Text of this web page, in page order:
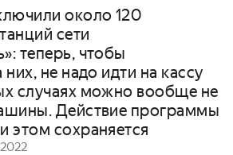
около 120
сети
теперь, чтобы
них, не надо идти на кассу
случаях можно вообще не
Действие программы
этом сохраняется